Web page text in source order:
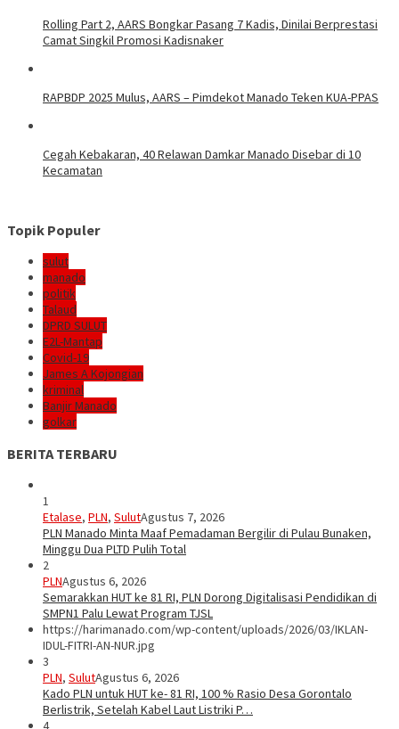
Rolling Part 2, AARS Bongkar Pasang 7 Kadis, Dinilai Berprestasi
Camat Singkil Promosi Kadisnaker
RAPBDP 2025 Mulus, AARS – Pimdekot Manado Teken KUA-PPAS
Cegah Kebakaran, 40 Relawan Damkar Manado Disebar di 10
Kecamatan
Topik Populer
sulut
manado
politik
Talaud
DPRD SULUT
E2L-Mantap
Covid-19
James A Kojongian
kriminal
Banjir Manado
golkar
BERITA TERBARU
1
Etalase, PLN, SulutAgustus 7, 2026
PLN Manado Minta Maaf Pemadaman Bergilir di Pulau Bunaken,
Minggu Dua PLTD Pulih Total
2
PLNAgustus 6, 2026
Semarakkan HUT ke 81 RI, PLN Dorong Digitalisasi Pendidikan di
SMPN1 Palu Lewat Program TJSL
https://harimanado.com/wp-content/uploads/2026/03/IKLAN-
IDUL-FITRI-AN-NUR.jpg
3
PLN, SulutAgustus 6, 2026
Kado PLN untuk HUT ke- 81 RI, 100 % Rasio Desa Gorontalo
Berlistrik, Setelah Kabel Laut Listriki P…
4